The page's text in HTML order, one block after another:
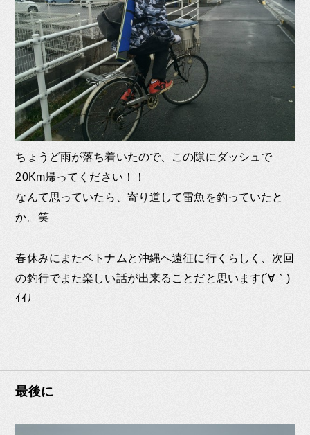
ちょうど雨が落ち着いたので、この隙にダッシュで
20Km帰ってください！！
なんて思っていたら、寄り道して雷魚を釣っていたと
か。笑
春休みにまたベトナムと沖縄へ遠征に行くらしく、次回
の釣行でまた楽しい話が出来ることだと思います(´∀｀)
ｲｲﾅ
最後に